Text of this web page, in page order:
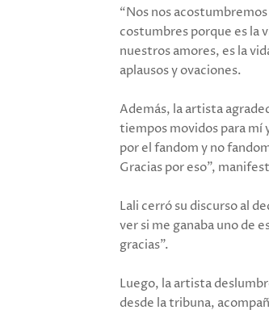
“Nos nos
costumbres porque es la
nuestros amores, es la
aplausos y ovaciones.
Además, la artista
tiempos movidos para mí
por el fandom y no
Gracias por eso”,
Lali cerró su discurso al
ver si me ganaba uno de
gracias”.
Luego, la artista
desde la tribuna,